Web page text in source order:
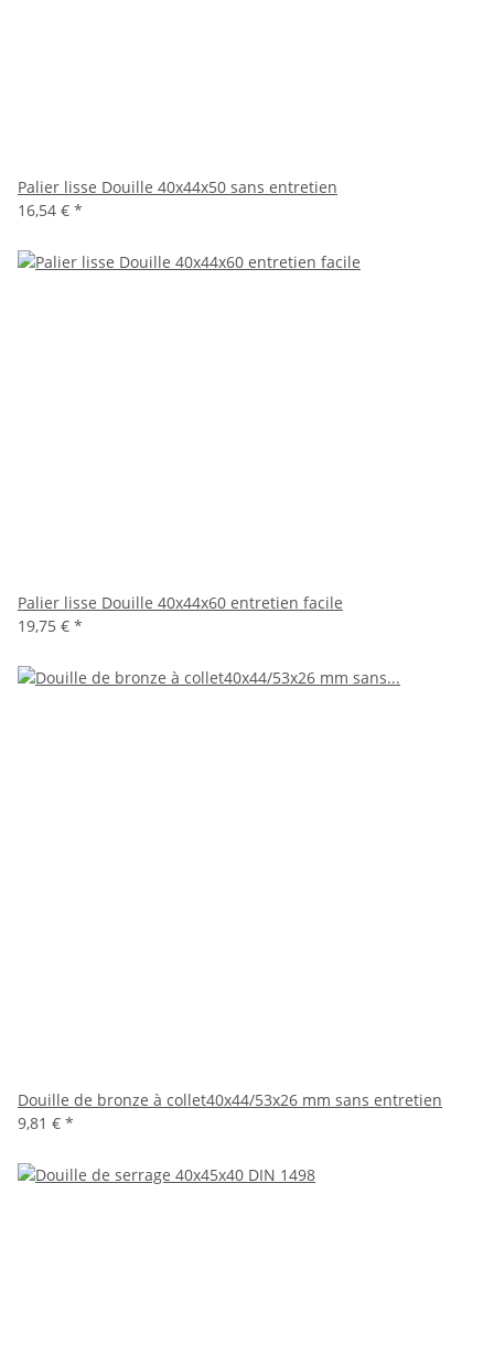
Palier lisse Douille 40x44x50 sans entretien
16,54 € *
Palier lisse Douille 40x44x60 entretien facile
19,75 € *
Douille de bronze à collet40x44/53x26 mm sans entretien
9,81 € *